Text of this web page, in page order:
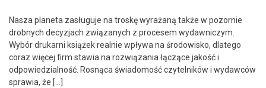
Nasza planeta zasługuje na troskę wyrażaną także w pozornie
drobnych decyzjach związanych z procesem wydawniczym.
Wybór drukarni książek realnie wpływa na środowisko, dlatego
coraz więcej firm stawia na rozwiązania łączące jakość i
odpowiedzialność. Rosnąca świadomość czytelników i wydawców
sprawia, że […]